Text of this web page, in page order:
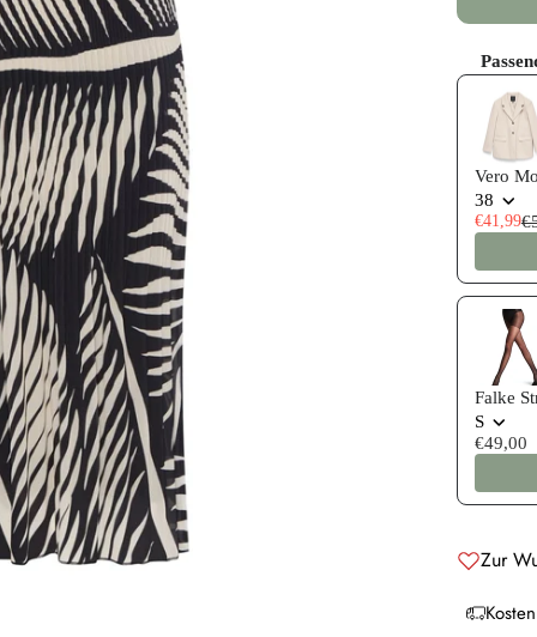
Use the
Vero
38
€41,99
Falke
S
€49,00
Zur